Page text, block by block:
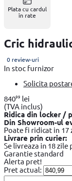
Plata cu cardul
în rate
Cric
0 review-uri
In stoc furnizor
Solicita
84099 lei
(TVA inclus)
Ridica din locker /
Din Showroom-ul
Poate fi ridicat in 17
Livrare prin curier:
Se livreaza in 18 zile
Garantie standard
Alerta pret!
Pret actual: